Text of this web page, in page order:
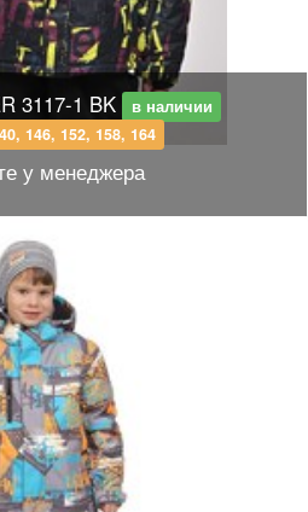
3117-1 BK
в наличии
146, 152, 158, 164
у менеджера